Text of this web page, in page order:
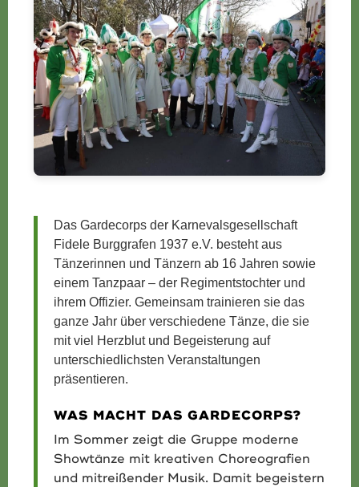
Das Gardecorps der Karnevalsgesellschaft
Fidele Burggrafen 1937 e.V. besteht aus
Tänzerinnen und Tänzern ab 16 Jahren sowie
einem Tanzpaar – der Regimentstochter und
ihrem Offizier. Gemeinsam trainieren sie das
ganze Jahr über verschiedene Tänze, die sie
mit viel Herzblut und Begeisterung auf
unterschiedlichsten Veranstaltungen
präsentieren.
WAS MACHT DAS GARDECORPS?
Im Sommer zeigt die Gruppe moderne
Showtänze mit kreativen Choreografien
und mitreißender Musik. Damit begeistern